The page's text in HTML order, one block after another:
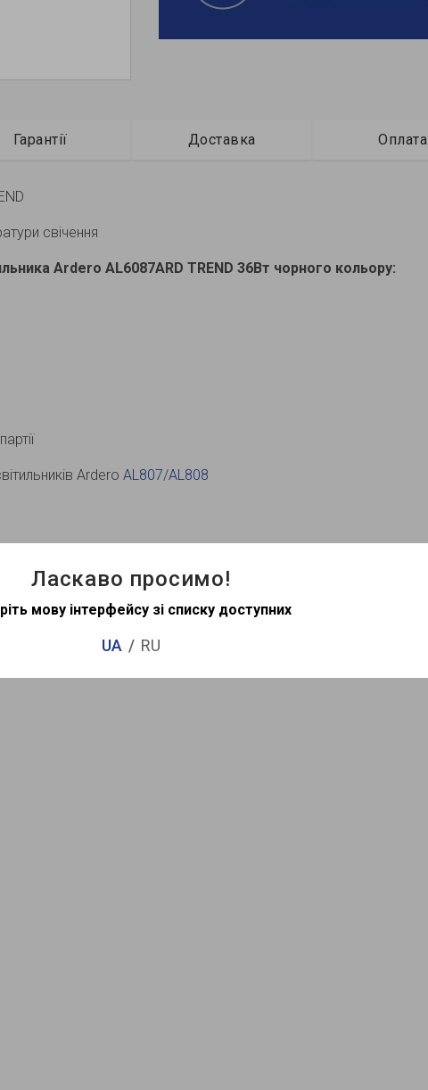
Гарантії Доставка Оплата
свічення
Ardero AL6087ARD TREND 36Вт чорного кольору:
Ardero AL807/AL808
Ласкаво просимо!
мову інтерфейсу зі списку доступних
UA RU